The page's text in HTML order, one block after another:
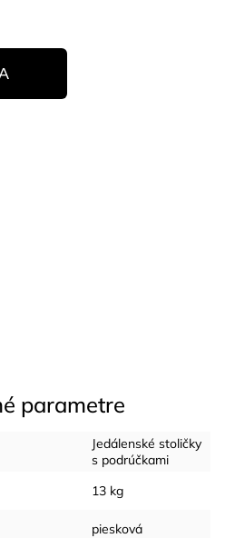
parametre
Jedálenské stoličky
s podrúčkami
13 kg
piesková